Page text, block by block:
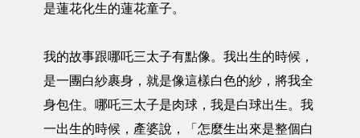
是蓮花化生的蓮花童子。
我的故事跟哪吒三太子有點像。我出生的時候，
是一團白紗裹身，就是像這樣白色的紗，將我全
身包住。哪吒三太子是肉球，我是白球出生。我
一出生的時候，產婆說，「怎麼生出來是整個白